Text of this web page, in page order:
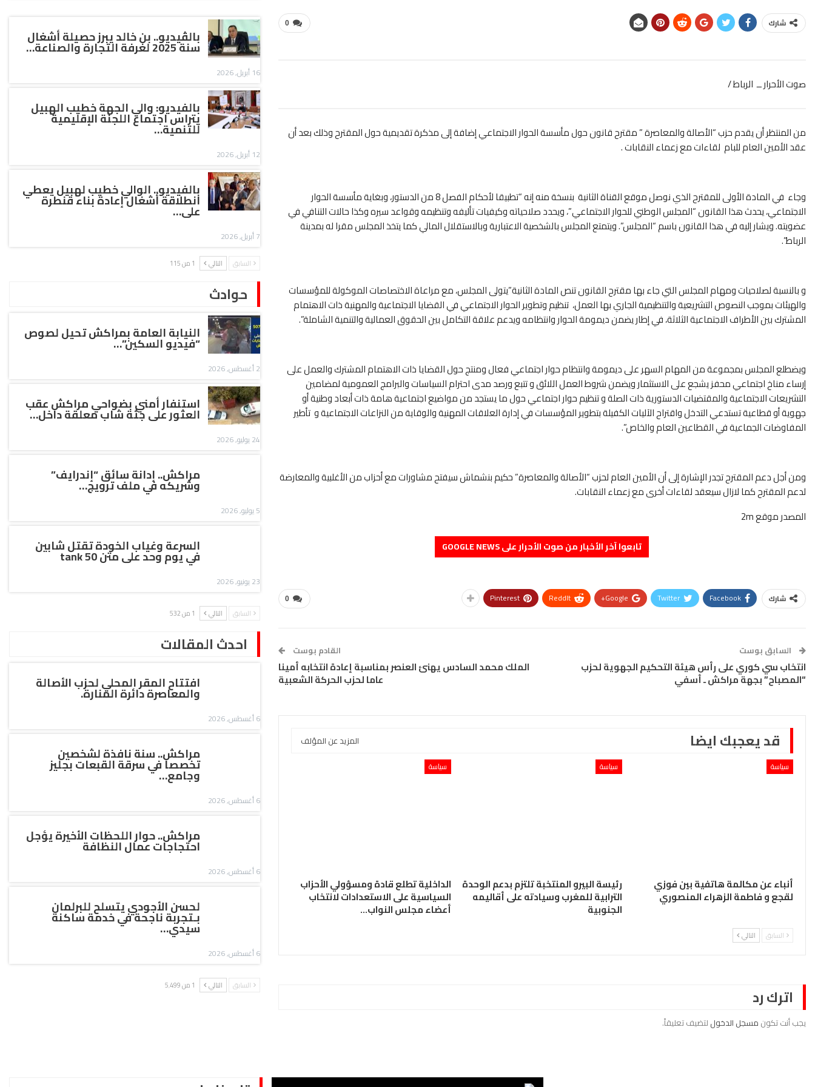
0 شارك
صوت الأحرار ــ الرباط /
من المنتظر أن يقدم حزب “الأصالة والمعاصرة ” مقترح قانون حول مأسسةالحوار الاجتماعي إضافة إلى مذكرة تقديمية حول المقترح وذلك بعد أن
عقد الأمين العام للبام لقاءات مع زعماء النقابات .
وجاء في المادة الأولى للمقترح الذي نوصل موقع القناة الثانية بنسخة منه إنه “تطبيقا لأحكام الفصل 8 من الدستور، وبغاية مأسسة الحوار
الاجتماعي، يحدث هذا القانون “المجلس الوطني للحوار الاجتماعي”، ويحدد صلاحياته وكيفيات تأليفه وتنظيمه وقواعد سيره وكذا حالات التنافي في
عضويته. ويشار إليه في هذا القانون باسم “المجلس”. ويتمتع المجلس بالشخصية الاعتبارية وبالاستقلال المالي كما يتخذ المجلس مقرا له بمدينة
الرباط”.
و بالنسبة لصلاحيات ومهام المجلس التي جاء بها مقترح القانون تنص المادة الثانية”يتولى المجلس، مع مراعاة الاختصاصات الموكولة للمؤسسات
والهيئات بموجب النصوص التشريعية والتنظيمية الجاري بها العمل، تنظيم وتطوير الحوار الاجتماعي في القضايا الاجتماعية والمهنية ذات الاهتمام
المشترك بين الأطراف الاجتماعية الثلاثة، في إطار يضمن ديمومة الحوار وانتظامه ويدعم علاقة التكامل بين الحقوق العمالية والتنمية الشاملة”.
ويضطلع المجلس بمجموعة من المهام السهر على ديمومة وانتظام حوار اجتماعي فعال ومنتج حول القضايا ذات الاهتمام المشترك والعمل على
إرساء مناخ اجتماعي محفز يشجع على الاستثمار ويضمن شروط العمل اللائق و تتبع ورصد مدى احترام السياسات والبرامج العمومية لمضامين
التشريعات الاجتماعية والمقتضيات الدستورية ذات الصلة و تنظيم حوار اجتماعي حول ما يستجد من مواضيع اجتماعية هامة ذات أبعاد وطنية أو
جهوية أو قطاعية تستدعي التدخل واقتراح الآليات الكفيلة بتطوير المؤسسات في إدارة العلاقات المهنية والوقاية من النزاعات الاجتماعية و تأطير
المفاوضات الجماعية في القطاعين العام والخاص”.
ومن أجل دعم المقترح تجدر الإشارة إلى أن الأمين العام لحزب “الأصالة والمعاصرة” حكيم بنشماش سيفتح مشاورات مع أحزاب من الأغلبية والمعارضة
لدعم المقترح كما لازال سيعقد لقاءات أخرى مع زعماء النقابات.
المصدر موقع 2m
تابعوا آخر الأخبار من صوت الأحرار على GOOGLE NEWS
0 شارك Facebook
Twitter
Google+
ReddIt
Pinterest
السابق بوست
انتخاب سي كوري على رأس هيئة التحكيم الجهوية لحزب
“المصباح” بجهة مراكش ـ أسفي
القادم بوست
الملك محمد السادس يهنئ العنصر بمناسبة إعادة انتخابه أمينا
عاما لحزب الحركة الشعبية
قد يعجبك ايضا المزيد عن المؤلف
سياسة
أنباء عن مكالمة هاتفية بين فوزي
لقجع و فاطمة الزهراء المنصوري
سياسة
رئيسة البيرو المنتخبة تلتزم بدعم الوحدة
الترابية للمغرب وسيادته على أقاليمه
الجنوبية
سياسة
الداخلية تطلع قادة ومسؤولي الأحزاب
السياسية على الاستعدادات لانتخاب
أعضاء مجلس النواب…
السابق التالي
اترك رد
يجب أنت تكون مسجل الدخول لتضيف تعليقاً.
بالڤيديو.. بن خالد يبرز حصيلة أشغال
سنة 2025 لغرفة التجارة والصناعة…
16 أبريل, 2026
بالفيديو: والي الجهة خطيب الهبيل
يتراس اجتماع اللجنة الإقليمية
للتنمية…
12 أبريل, 2026
بالفيديو.. الوالي خطيب لهبيل يعطي
انطلاقة أشغال إعادة بناء قنطرة
على…
7 أبريل, 2026
السابق التالي 1 من 115
حوادث
النيابة العامة بمراكش تحيل لصوص
“فيديو السكين”…
2 أغسطس, 2026
استنفار أمني بضواحي مراكش عقب
العثور على جثة شاب معلقة داخل…
24 يوليو, 2026
مراكش.. إدانة سائق “إندرايف”
وشريكه في ملف ترويج…
5 يوليو, 2026
السرعة وغياب الخودة تقتل شابين
في يوم وحد على متن tank 50
23 يونيو, 2026
السابق التالي 1 من 532
احدث المقالات
افتتاح المقر المحلي لحزب الأصالة
والمعاصرة دائرة المنارة.
6 أغسطس, 2026
مراكش.. سنة نافذة لشخصين
تخصصا في سرقة القبعات بجليز
وجامع…
6 أغسطس, 2026
مراكش.. حوار اللحظات الأخيرة يؤجل
احتجاجات عمال النظافة
6 أغسطس, 2026
لحسن الأجودي يتسلح للبرلمان
بـتجربة ناجحة في خدمة ساكنة
سيدي…
6 أغسطس, 2026
السابق التالي 1 من 5٬499